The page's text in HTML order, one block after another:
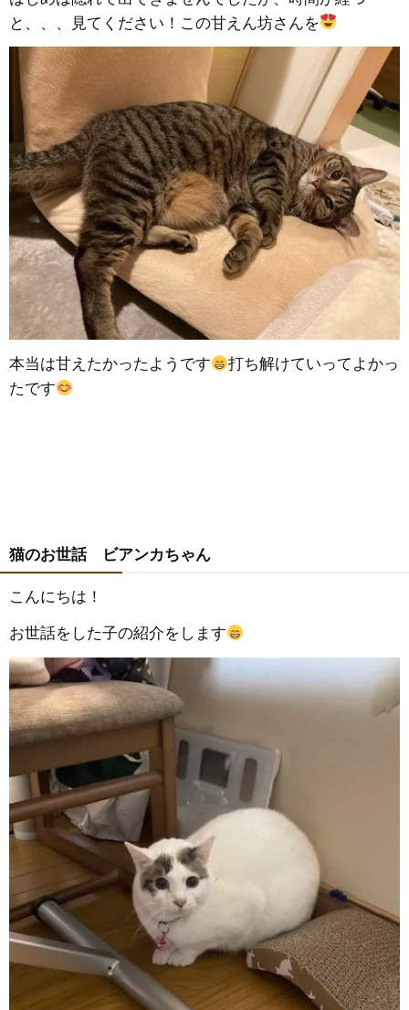
と、、、見てください！この甘えん坊さんを
本当は甘えたかったようです
打ち解けていってよかっ
たです
猫のお世話 ビアンカちゃん
こんにちは！
お世話をした子の紹介をします